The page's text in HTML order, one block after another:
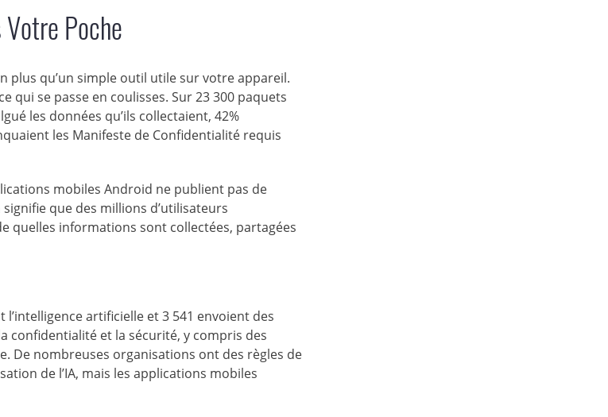
Poche
plus qu’un simple outil utile sur votre appareil.
qui se passe en coulisses. Sur 23 300 paquets
les données qu’ils collectaient, 42%
les Manifeste de Confidentialité requis
mobiles Android ne publient pas de
que des millions d’utilisateurs
quelles informations sont collectées, partagées
artificielle et 3 541 envoient des
confidentialité et la sécurité, y compris des
De nombreuses organisations ont des règles de
de l’IA, mais les applications mobiles